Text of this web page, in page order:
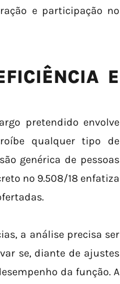
e participação no
E
pretendido envolve
qualquer tipo de
genérica de pessoas
nº 9.508/18 enfatiza
a análise precisa ser
se, diante de ajustes
da função. A